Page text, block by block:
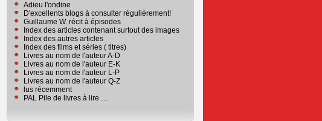
Adieu l'ondine
D'excellents blogs à consulter régulièrement!
Guillaume W. récit à épisodes
Index des articles contenant surtout des images
Index des autres articles
Index des films et séries ( titres)
Livres au nom de l'auteur A-D
Livres au nom de l'auteur E-K
Livres au nom de l'auteur L-P
Livres au nom de l'auteur Q-Z
lus récemment
PAL Pile de livres à lire …